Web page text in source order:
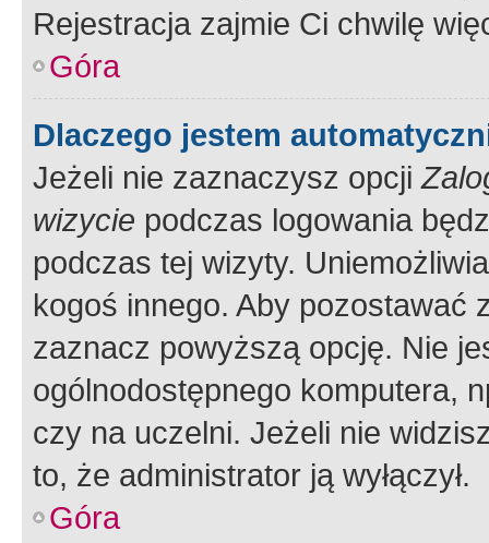
Rejestracja zajmie Ci chwilę
Góra
Dlaczego jestem
Jeżeli nie zaznaczysz opcji
wizycie podczas logowania
podczas tej wizyty.
kogoś innego. Aby pozostawać
zaznacz powyższą opcję. Nie
ogólnodostępnego komputera,
czy na uczelni. Jeżeli nie
to, że administrator ją wyłączył.
Góra